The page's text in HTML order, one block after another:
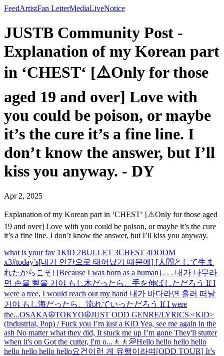
FeedArtistFan LetterMediaLiveNotice
JUSTB Community Post -
Explanation of my Korean part
in ‘CHEST‘ [⚠️Only for those
aged 19 and over] Love with
you could be poison, or maybe
it’s the cure it’s a fine line. I
don’t know the answer, but I’ll
kiss you anyway. - DY
Apr 2, 2025
Explanation of my Korean part in ‘CHEST‘ [⚠️Only for those aged
19 and over] Love with you could be poison, or maybe it’s the cure
it’s a fine line. I don’t know the answer, but I’ll kiss you anyway.
what is your fav 1KiD 2BULLET 3CHEST 4DOOM
x3#today’s[내가 인간으로 태어났기 때문에] [人間として生ま
れたからこそ] [Because I was born as a human] . . . 내가 나무라
면 손을 뻗을 거야 もし木だったら、手を伸ばしただろう If I
were a tree, I would reach out my hand 내가 바다라면 흘러 떠날
거야 もし海だったら、流れていっただろう If I were
the...OSAKA☮️TOKYO☮️JUST ODD GENRE/LYRICS <KiD>
(Industrial, Pop) / Fuck you I’m just a KiD Yea, see me again in the
ash No matter what they did, It stuck me up I’m gone They'll stutter
when it's on Got the cutter, I'm o... 🚶🚶💭Hello hello hello hello
hello hello hello hello요건 이런 게 유행이라며 [ODD TOUR] It’s